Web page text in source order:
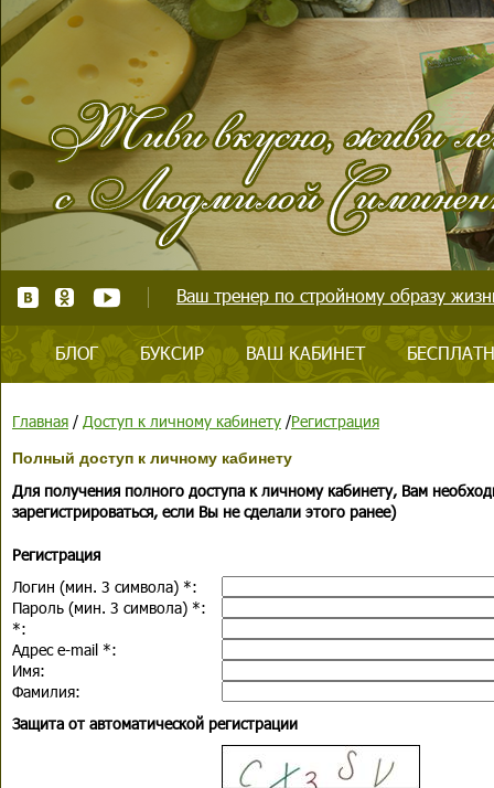
Ваш тренер по стройному образу
БЛОГ БУКСИР ВАШ КАБИНЕТ
Главная / Доступ к личному кабинету /Регистрация
Полный доступ к личному кабинету
Для получения полного доступа к личному кабинету, Вам
зарегистрироваться, если Вы не сделали этого ранее)
Регистрация
Логин (мин. 3 символа) *:
Пароль (мин. 3 символа) *:
*:
Адрес e-mail *:
Имя:
Фамилия:
Защита от автоматической регистрации